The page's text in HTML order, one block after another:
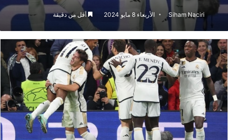
Siham Naciri الأربعاء 8 مايو 2024 أقل من دقيقة